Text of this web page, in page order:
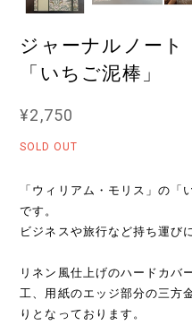
ジャーナルノート
「いちご泥棒」
¥2,750
SOLD OUT
「ウィリアム・モリス」の「
です。
ビジネスや旅行など持ち運び
リネン風仕上げのハードカバ
工、用紙のエッジ部分の三方
りとなっております。